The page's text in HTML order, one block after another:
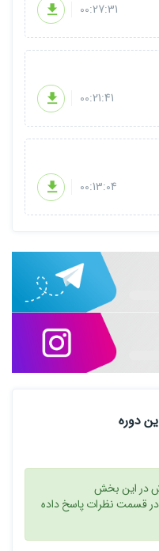
00:27:31
00:21:41
00:13:04
دوره
در این بخش
قسمت نظرات پاسخ داده